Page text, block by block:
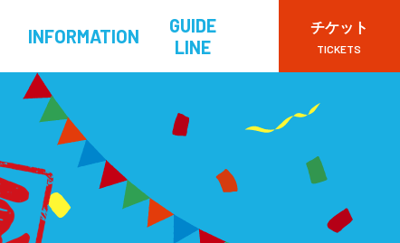
INFORMATION
GUIDE
LINE
チケット
TICKETS